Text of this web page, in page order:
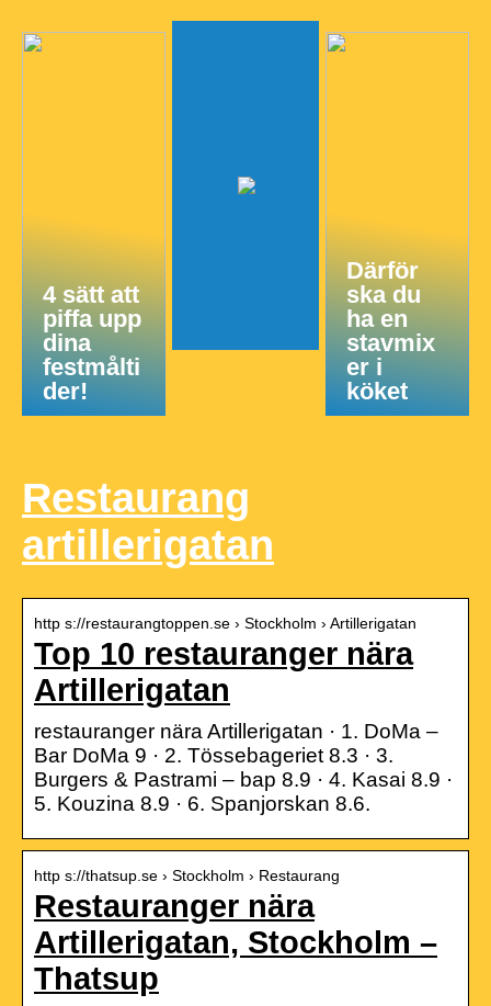
4 sätt att
piffa upp
dina
festmålti
der!
Därför
ska du
ha en
stavmix
er i
köket
Restaurang
artillerigatan
http s://restaurangtoppen.se › Stockholm › Artillerigatan
Top 10 restauranger nära
Artillerigatan
restauranger nära Artillerigatan · 1. DoMa –
Bar DoMa 9 · 2. Tössebageriet 8.3 · 3.
Burgers & Pastrami – bap 8.9 · 4. Kasai 8.9 ·
5. Kouzina 8.9 · 6. Spanjorskan 8.6.
http s://thatsup.se › Stockholm › Restaurang
Restauranger nära
Artillerigatan, Stockholm –
Thatsup